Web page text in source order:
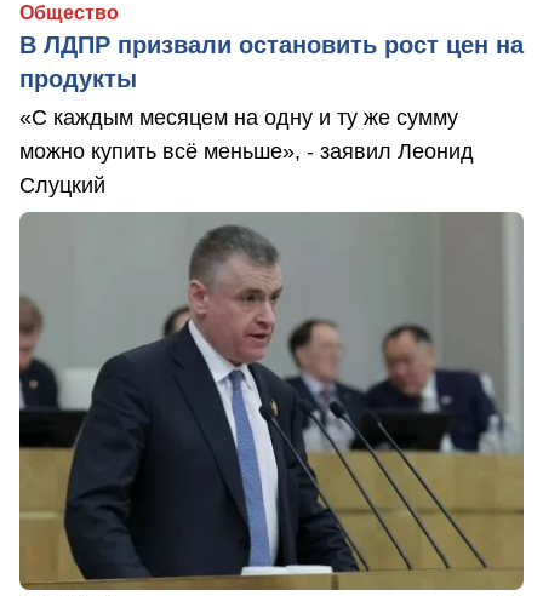
Общество
В ЛДПР призвали остановить рост цен на
продукты
«С каждым месяцем на одну и ту же сумму
можно купить всё меньше», - заявил Леонид
Слуцкий